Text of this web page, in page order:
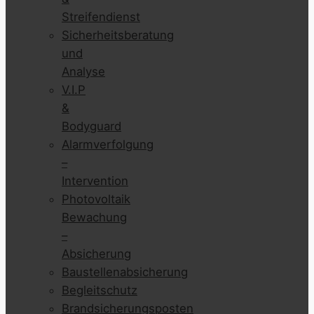
Streifendienst
Sicherheitsberatung
und
Analyse
V.I.P
&
Bodyguard
Alarmverfolgung
–
Intervention
Photovoltaik
Bewachung
–
Absicherung
Baustellenabsicherung
Begleitschutz
Brandsicherungsposten